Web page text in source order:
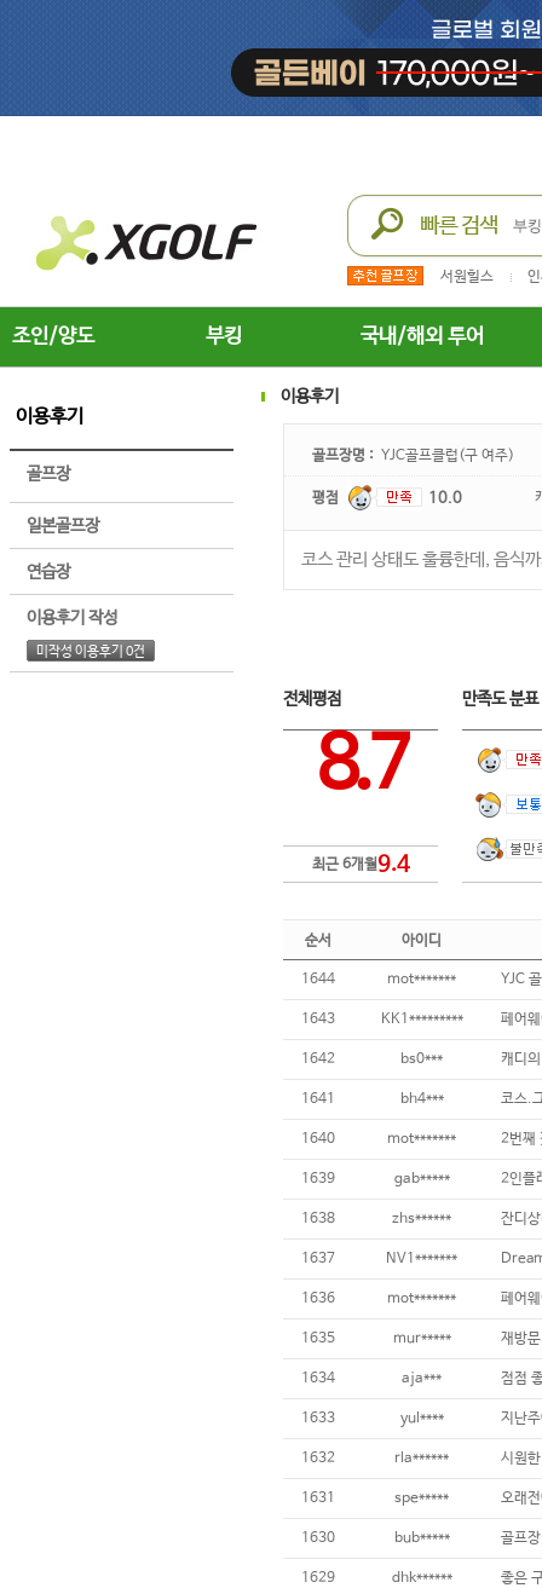
서원힐스
조인/양도 부킹 국내/해외 투어
이용후기
골프장
일본골프장
연습장
이용후기 작성
미작성 이용후기 0건
이용후기
골프장명 : YJC골프클럽(구 여주)
평점 10.0
코스 관리 상태도 훌륭한데, 음식
전체평점
8.7
최근 6개월9.4
만족도 분
순서 아이디
1644 mot******* YJC
1643 KK1********* 페어
1642 bs0***
1641 bh4***
1640 mot******* 2번째
1639 gab*****
1638 zhs******
1637 NV1*******
1636 mot*******
1635 mur*****
1634 aja*** 점점
1633 yul****
1632 rla******
1631 spe*****
1630 bub*****
1629 dhk****** 좋은